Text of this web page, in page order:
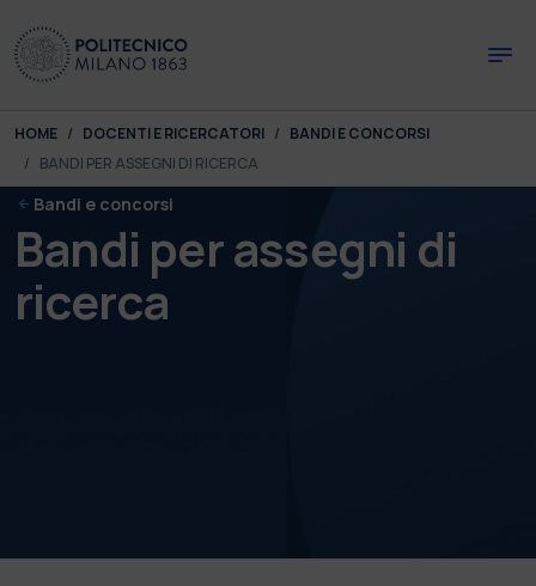
You are here:
HOME DOCENTI E RICERCATORI
BANDI E CONCORSI
BANDI PER ASSEGNI DI RICERCA
Bandi e concorsi
Bandi per assegni di
ricerca